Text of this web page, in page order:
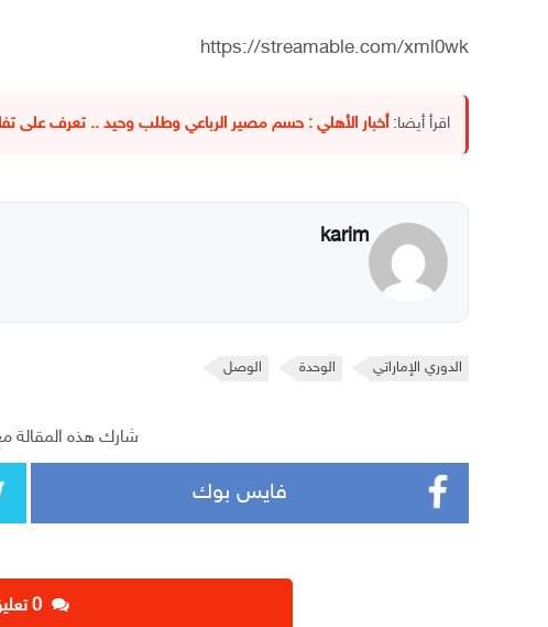
https://streamable.com/xml0wk
اقرأ أيضا: أخبار الأهلي : حسم مصير الرباعي وطلب وحيد .. تعرف على
karim
الدوري الإماراتي الوحدة الوصل
شارك هذه المقالة
فايس بوك
‫0 تعليق